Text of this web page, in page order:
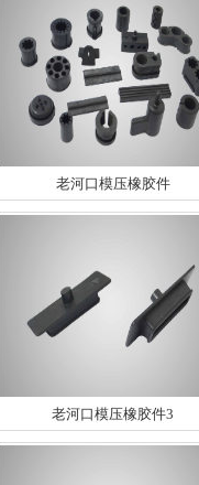
老河口模压橡胶件
老河口模压橡胶件3